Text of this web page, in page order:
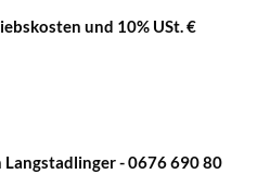
und 10% USt. €
- 0676 690 80